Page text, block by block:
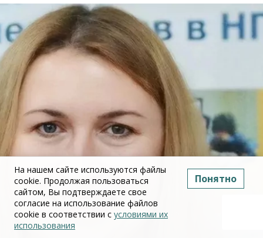
На нашем сайте используются файлы
cookie. Продолжая пользоваться
сайтом, Вы подтверждаете свое
согласие на использование файлов
cookie в соответствии с условиями их
использования
Понятно